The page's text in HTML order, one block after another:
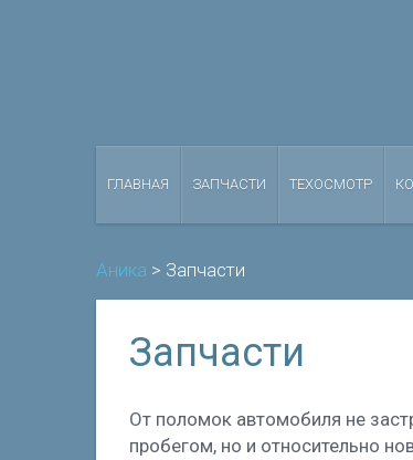
ГЛАВНАЯ ЗАПЧАСТИ ТЕХОСМОТР
Аника > Запчасти
Запчасти
От поломок автомобиля не
пробегом, но и относительно